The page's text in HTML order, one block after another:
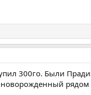
300го. Были
новорожденный